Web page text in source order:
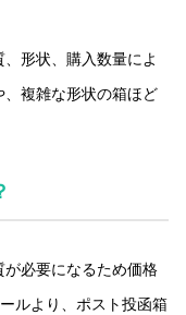
形状、購入数量によ
、複雑な形状の箱ほど
必要になるため価格
ルより、ポスト投函箱